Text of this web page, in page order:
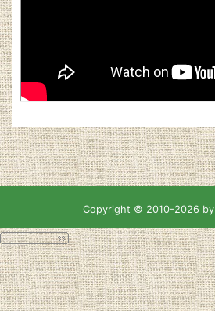
Copyright © 2010-2026 by